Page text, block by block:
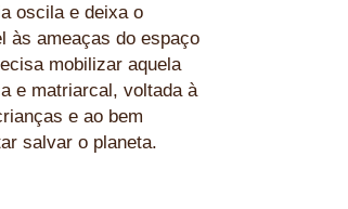
oscila e deixa o
às ameaças do espaço
mobilizar aquela
e matriarcal, voltada à
e ao bem
salvar o planeta.